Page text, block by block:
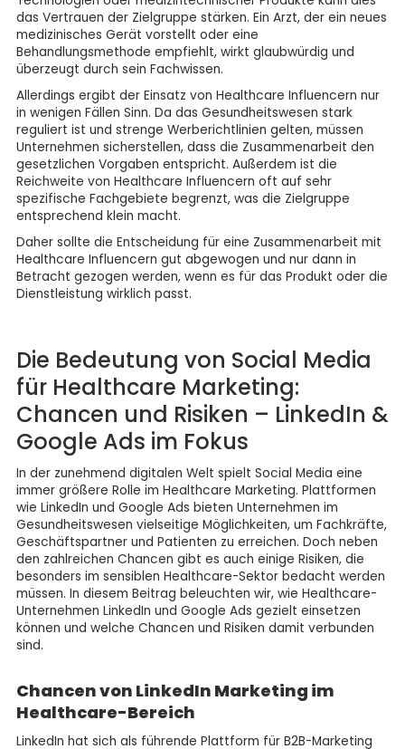
das Vertrauen der Zielgruppe stärken. Ein Arzt, der ein neues
medizinisches Gerät vorstellt oder eine
Behandlungsmethode empfiehlt, wirkt glaubwürdig und
überzeugt durch sein Fachwissen.
Allerdings ergibt der Einsatz von Healthcare Influencern nur
in wenigen Fällen Sinn. Da das Gesundheitswesen stark
reguliert ist und strenge Werberichtlinien gelten, müssen
Unternehmen sicherstellen, dass die Zusammenarbeit den
gesetzlichen Vorgaben entspricht. Außerdem ist die
Reichweite von Healthcare Influencern oft auf sehr
spezifische Fachgebiete begrenzt, was die Zielgruppe
entsprechend klein macht.
Daher sollte die Entscheidung für eine Zusammenarbeit mit
Healthcare Influencern gut abgewogen und nur dann in
Betracht gezogen werden, wenn es für das Produkt oder die
Dienstleistung wirklich passt.
Die Bedeutung von Social Media
für Healthcare Marketing:
Chancen und Risiken – LinkedIn &
Google Ads im Fokus
In der zunehmend digitalen Welt spielt Social Media eine
immer größere Rolle im Healthcare Marketing. Plattformen
wie LinkedIn und Google Ads bieten Unternehmen im
Gesundheitswesen vielseitige Möglichkeiten, um Fachkräfte,
Geschäftspartner und Patienten zu erreichen. Doch neben
den zahlreichen Chancen gibt es auch einige Risiken, die
besonders im sensiblen Healthcare-Sektor bedacht werden
müssen. In diesem Beitrag beleuchten wir, wie Healthcare-
Unternehmen LinkedIn und Google Ads gezielt einsetzen
können und welche Chancen und Risiken damit verbunden
sind.
Chancen von LinkedIn Marketing im
Healthcare-Bereich
LinkedIn hat sich als führende Plattform für B2B-Marketing